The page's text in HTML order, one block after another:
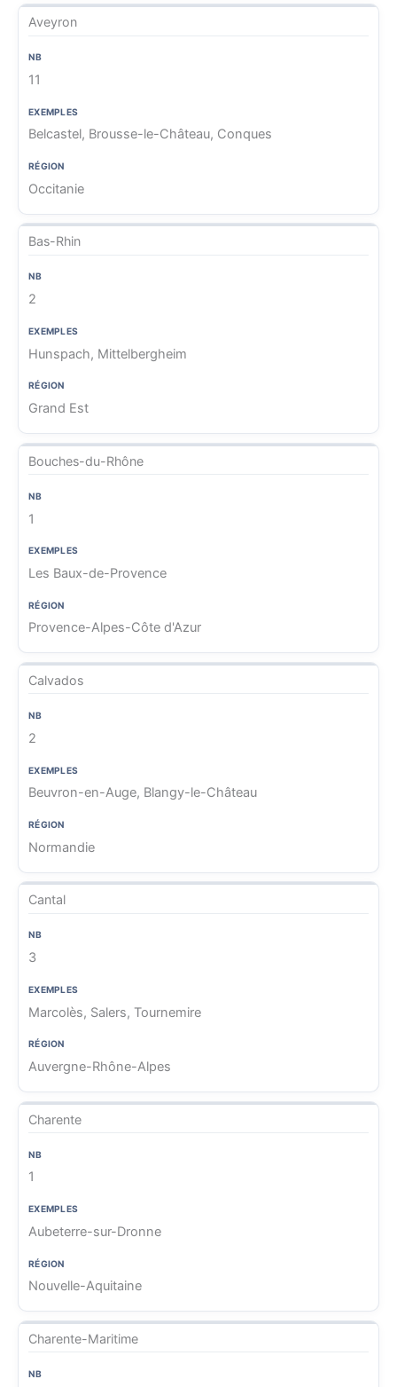
Aveyron
11
Belcastel, Brousse-le-Château, Conques
Occitanie
Bas-Rhin
2
Hunspach, Mittelbergheim
Grand Est
Bouches-du-Rhône
1
Les Baux-de-Provence
Provence-Alpes-Côte d'Azur
Calvados
2
Beuvron-en-Auge, Blangy-le-Château
Normandie
Cantal
3
Marcolès, Salers, Tournemire
Auvergne-Rhône-Alpes
Charente
1
Aubeterre-sur-Dronne
Nouvelle-Aquitaine
Charente-Maritime